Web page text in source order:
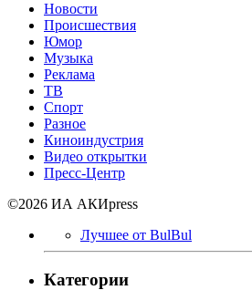
Новости
Происшествия
Юмор
Музыка
Реклама
ТВ
Спорт
Разное
Киноиндустрия
Видео открытки
Пресс-Центр
©2026 ИА АКИpress
Лучшее от BulBul
Категории